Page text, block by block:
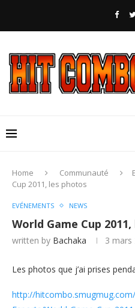
Home Communauté
Cup 2011, les photos
EVÉNEMENTS NEWS
World Game Cup
written by Bachaka 3 mars
Les photos que j’ai prises
http://